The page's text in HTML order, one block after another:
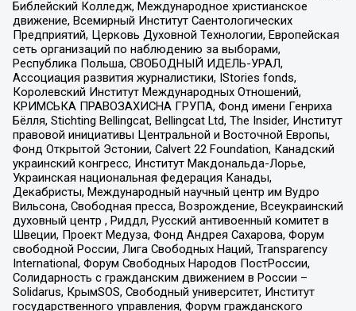
Библейский Колледж, Международное христианское
движение, Всемирный Институт Саентологических
Предприятий, Церковь Духовной Технологии, Европейская
сеть организаций по наблюдению за выборами,
Республика Польша, СВОБОДНЫЙ ИДЕЛЬ-УРАЛ,
Ассоциация развития журналистики, IStories fonds,
Королевский Институт Международных Отношений,
КРИМСЬКА ПРАВОЗАХИСНА ГРУПА, Фонд имени Генриха
Бёлля, Stichting Bellingcat, Bellingcat Ltd, The Insider, Институт
правовой инициативы Центральной и Восточной Европы,
Фонд Открытой Эстонии, Calvert 22 Foundation, Канадский
украинский конгресс, Институт Макдональда-Лорье,
Украинская национальная федерация Канады,
Декабристы, Международный научный центр им Вудро
Вильсона, Свободная пресса, Возрождение, Всеукраинский
духовный центр , Риддл, Русский антивоенный комитет в
Швеции, Проект Медуза, Фонд Андрея Сахарова, Форум
свободной России, Лига Свободных Наций, Transparеncy
International, Форум Свободных Народов ПостРоссии,
Солидарность с гражданским движением в России –
Solidarus, КрымSOS, Свободный университет, Институт
государственного управления, Форум гражданского